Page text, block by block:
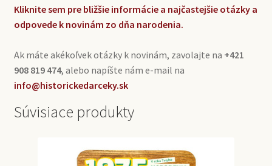
Kliknite sem pre bližšie informácie a najčastejšie otázky a
odpovede k novinám zo dňa narodenia.
Ak máte akékoľvek otázky k novinám, zavolajte na +421
908 819 474, alebo napíšte nám e-mail na
info@historickedarceky.sk
Súvisiace produkty